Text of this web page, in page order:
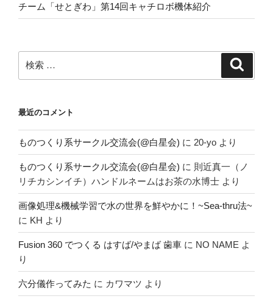
チーム「せとぎわ」第14回キャチロボ機体紹介
索:
最近のコメント
ものつくり系サークル交流会(@白星会) に 20-yo より
ものつくり系サークル交流会(@白星会) に 則近真一（ノ
リチカシンイチ）ハンドルネームはお茶の水博士 より
画像処理&機械学習で水の世界を鮮やかに！~Sea-thru法~
に KH より
Fusion 360 でつくる はすば/やまば 歯車 に NO NAME よ
り
六分儀作ってみた に カワマツ より